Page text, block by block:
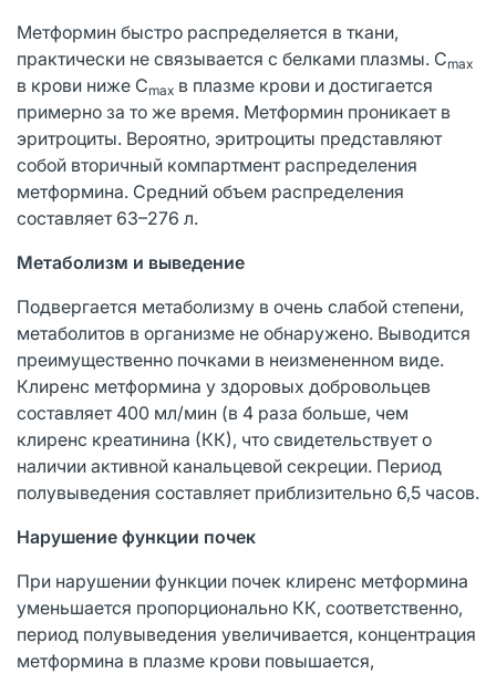
Метформин быстро распределяется в ткани,
практически не связывается с белками плазмы. Cmax
в крови ниже Cmax в плазме крови и достигается
примерно за то же время. Метформин проникает в
эритроциты. Вероятно, эритроциты представляют
собой вторичный компартмент распределения
метформина. Средний объем распределения
составляет 63–276 л.
Метаболизм и выведение
Подвергается метаболизму в очень слабой степени,
метаболитов в организме не обнаружено. Выводится
преимущественно почками в неизмененном виде.
Клиренс метформина у здоровых добровольцев
составляет 400 мл/мин (в 4 раза больше, чем
клиренс креатинина (КК), что свидетельствует о
наличии активной канальцевой секреции. Период
полувыведения составляет приблизительно 6,5 часов.
Нарушение функции почек
При нарушении функции почек клиренс метформина
уменьшается пропорционально КК, соответственно,
период полувыведения увеличивается, концентрация
метформина в плазме крови повышается,